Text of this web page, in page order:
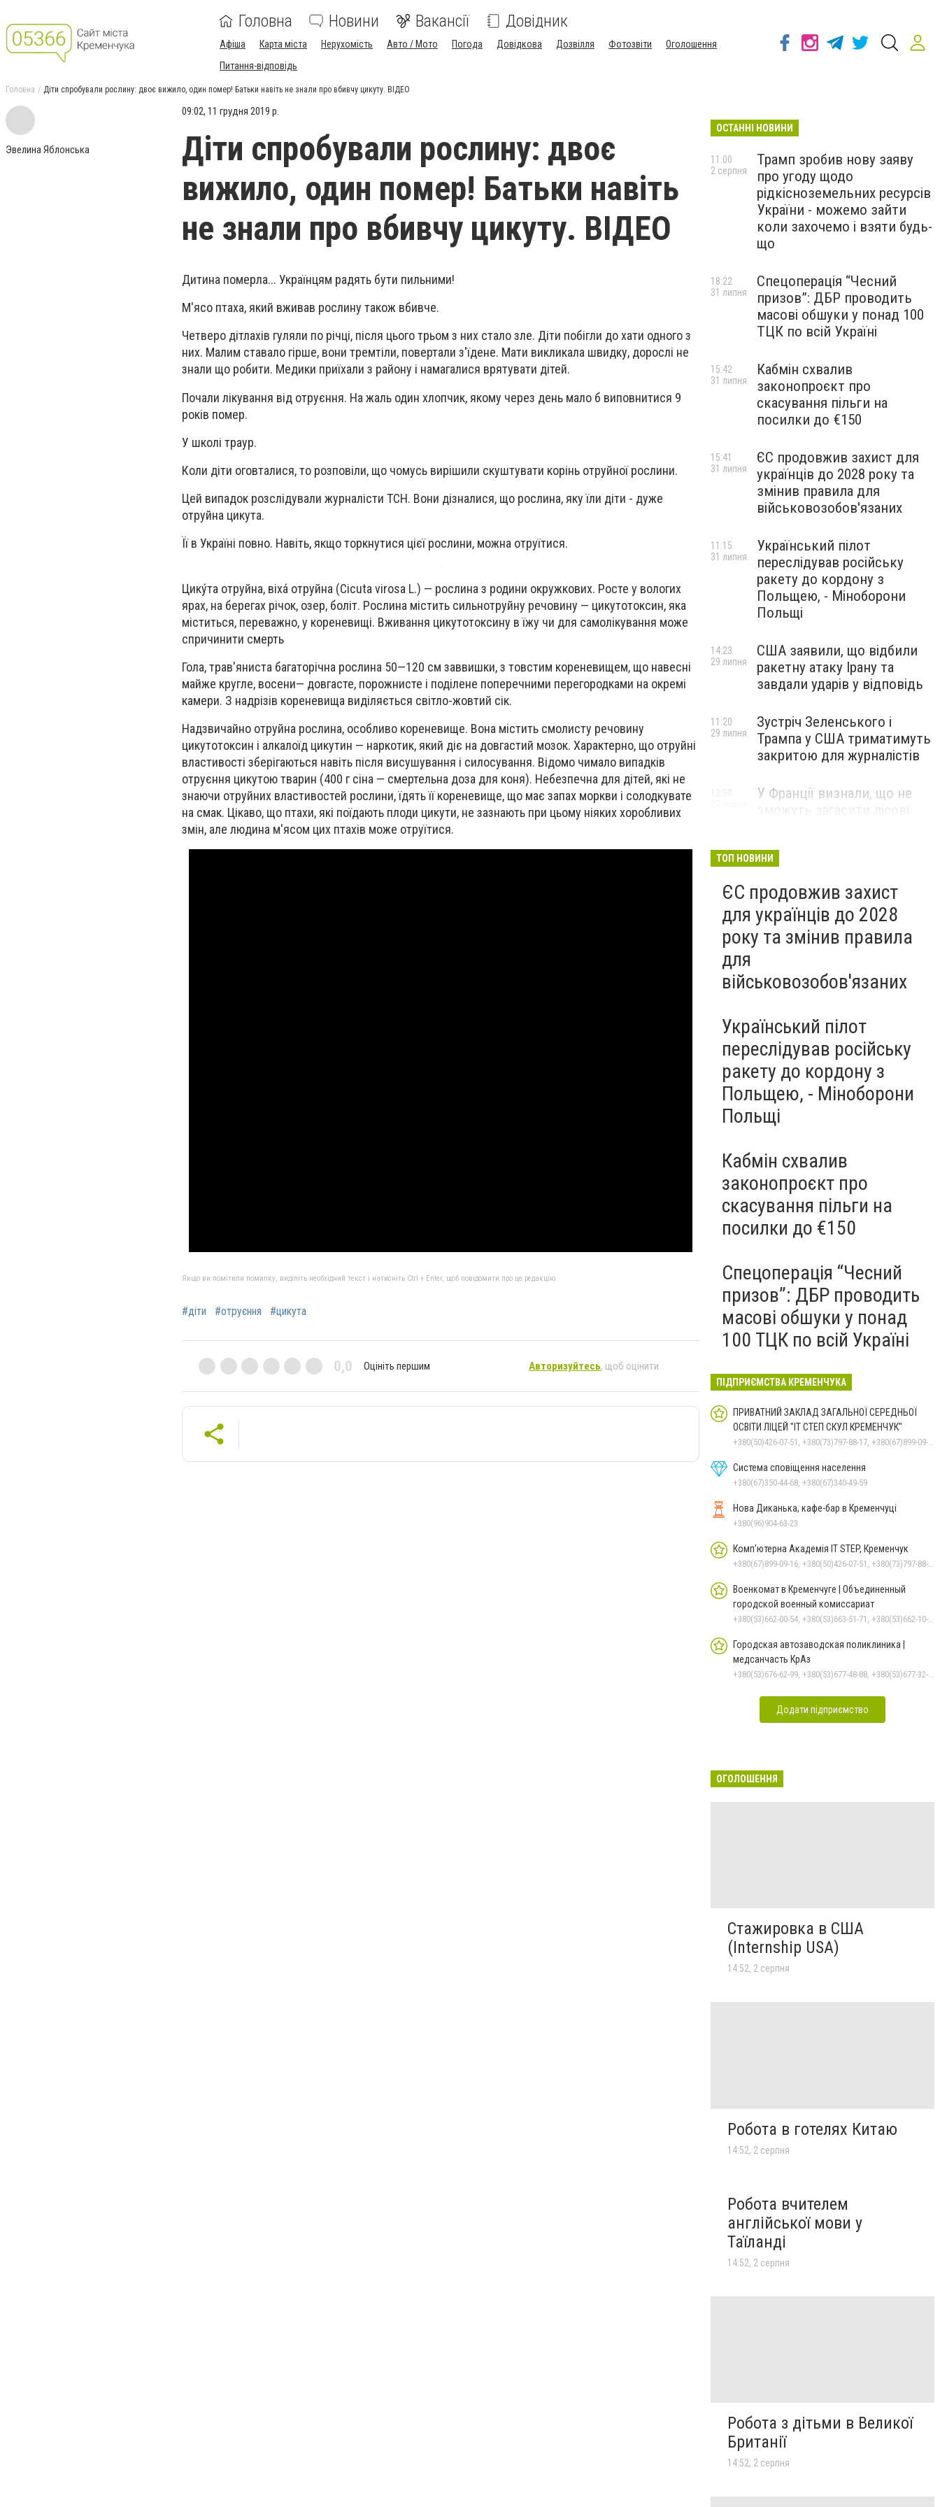
Головна Новини Вакансії Довідник
Афіша Карта міста Нерухомість Авто / Мото Погода Довідкова Дозвілля Фотозвіти
Оголошення
Питання-відповідь
Головна Діти спробували рослину: двоє вижило, один помер! Батьки навіть не знали про вбивчу цикуту. ВІДЕО
Эвелина Яблонська
09:02, 11 грудня 2019 р.
Діти спробували рослину: двоє
вижило, один помер! Батьки навіть
не знали про вбивчу цикуту. ВІДЕО
Дитина померла... Українцям радять бути пильними!
М'ясо птаха, який вживав рослину також вбивче.
Четверо дітлахів гуляли по річці, після цього трьом з них стало зле. Діти побігли до хати одного з
них. Малим ставало гірше, вони тремтіли, повертали з'їдене. Мати викликала швидку, дорослі не
знали що робити. Медики приїхали з району і намагалися врятувати дітей.
Почали лікування від отруєння. На жаль один хлопчик, якому через день мало б виповнитися 9
років помер.
У школі траур.
Коли діти оговталися, то розповіли, що чомусь вирішили скуштувати корінь отруйної рослини.
Цей випадок розслідували журналісти ТСН. Вони дізналися, що рослина, яку їли діти - дуже
отруйна цикута.
Її в Україні повно. Навіть, якщо торкнутися цієї рослини, можна отруїтися.
Цику́та отруйна, віха́ отруйна (Cicuta virosa L.) — рослина з родини окружкових. Росте у вологих
ярах, на берегах річок, озер, боліт. Рослина містить сильнотруйну речовину — цикутотоксин, яка
міститься, переважно, у кореневищі. Вживання цикутотоксину в їжу чи для самолікування може
спричинити смерть
Гола, трав'яниста багаторічна рослина 50—120 см заввишки, з товстим кореневищем, що навесні
майже кругле, восени— довгасте, порожнисте і поділене поперечними перегородками на окремі
камери. З надрізів кореневища виділяється світло-жовтий сік.
Надзвичайно отруйна рослина, особливо кореневище. Вона містить смолисту речовину
цикутотоксин і алкалоїд цикутин — наркотик, який діє на довгастий мозок. Характерно, що отруйні
властивості зберігаються навіть після висушування і силосування. Відомо чимало випадків
отруєння цикутою тварин (400 г сіна — смертельна доза для коня). Небезпечна для дітей, які не
знаючи отруйних властивостей рослини, їдять її кореневище, що має запах моркви і солодкувате
на смак. Цікаво, що птахи, які поїдають плоди цикути, не зазнають при цьому ніяких хоробливих
змін, але людина м'ясом цих птахів може отруїтися.
Якщо ви помітили помилку, виділіть необхідний текст і натисніть Ctrl + Enter, щоб повідомити про це редакцію
#діти #отруєння #цикута
0,0 Оцініть першим Авторизуйтесь, щоб оцінити
ОСТАННІ НОВИНИ
Трамп зробив нову заяву
про угоду щодо
рідкісноземельних ресурсів
України - можемо зайти
коли захочемо і взяти будь-
що
11:00
2 серпня
Спецоперація “Чесний
призов”: ДБР проводить
масові обшуки у понад 100
ТЦК по всій Україні
18:22
31 липня
Кабмін схвалив
законопроєкт про
скасування пільги на
посилки до €150
15:42
31 липня
ЄС продовжив захист для
українців до 2028 року та
змінив правила для
військовозобов'язаних
15:41
31 липня
Український пілот
переслідував російську
ракету до кордону з
Польщею, - Міноборони
Польщі
11:15
31 липня
США заявили, що відбили
ракетну атаку Ірану та
завдали ударів у відповідь
14:23
29 липня
Зустріч Зеленського і
Трампа у США триматимуть
закритою для журналістів
11:20
29 липня
У Франції визнали, що не
ТОП НОВИНИ
ЄС продовжив захист
для українців до 2028
року та змінив правила
для
військовозобов'язаних
Український пілот
переслідував російську
ракету до кордону з
Польщею, - Міноборони
Польщі
Кабмін схвалив
законопроєкт про
скасування пільги на
посилки до €150
Спецоперація “Чесний
призов”: ДБР проводить
масові обшуки у понад
100 ТЦК по всій Україні
ПІДПРИЄМСТВА КРЕМЕНЧУКА
ПРИВАТНИЙ ЗАКЛАД ЗАГАЛЬНОЇ СЕРЕДНЬОЇ
ОСВІТИ ЛІЦЕЙ "ІТ СТЕП СКУЛ КРЕМЕНЧУК"
+380(50)426-07-51, +380(73)797-88-17, +380(67)899-09-16
Система сповіщення населення
+380(67)350-44-68, +380(67)340-49-59
Нова Диканька, кафе-бар в Кременчуці
+380(96)904-63-23
Комп'ютерна Академія IT STEP, Кременчук
+380(67)899-09-16, +380(50)426-07-51, +380(73)797-88-17
Военкомат в Кременчуге | Объединенный
городской военный комиссариат
+380(53)662-00-54, +380(53)663-51-71, +380(53)662-10-35
Городская автозаводская поликлиника |
медсанчасть КрАз
+380(53)676-62-99, +380(53)677-48-88, +380(53)677-32-74, +380536766187
Додати підприємство
ОГОЛОШЕННЯ
Стажировка в США
(Internship USA)
14:52, 2 серпня
Робота в готелях Китаю
14:52, 2 серпня
Робота вчителем
англійської мови у
Таїланді
14:52, 2 серпня
Робота з дітьми в Великої
Британії
14:52, 2 серпня